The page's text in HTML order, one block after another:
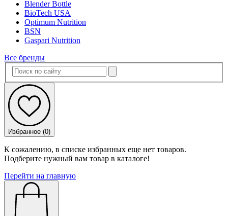
Blender Bottle
BioTech USA
Optimum Nutrition
BSN
Gaspari Nutrition
Все бренды
Избранное (0)
К сожалению, в списке избранных еще нет товаров.
Подберите нужный вам товар в каталоге!
Перейти на главную